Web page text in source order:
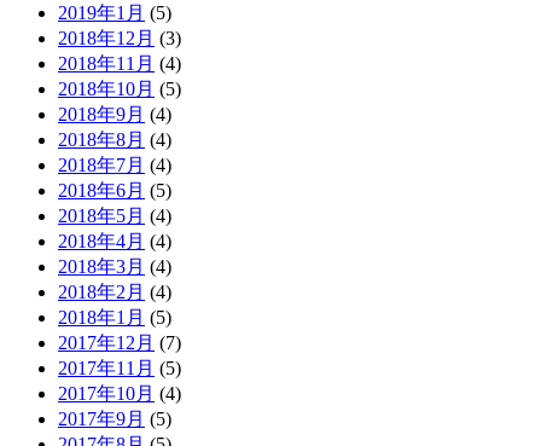
2019年1月 (5)
2018年12月 (3)
2018年11月 (4)
2018年10月 (5)
2018年9月 (4)
2018年8月 (4)
2018年7月 (4)
2018年6月 (5)
2018年5月 (4)
2018年4月 (4)
2018年3月 (4)
2018年2月 (4)
2018年1月 (5)
2017年12月 (7)
2017年11月 (5)
2017年10月 (4)
2017年9月 (5)